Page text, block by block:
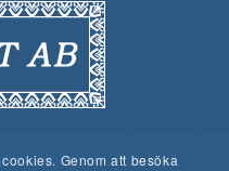
Genom att besöka